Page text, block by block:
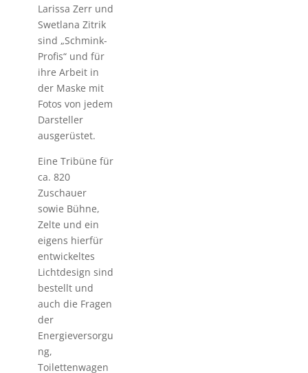
Larissa Zerr und
Swetlana Zitrik
sind „Schmink-
Profis“ und für
ihre Arbeit in
der Maske mit
Fotos von jedem
Darsteller
ausgerüstet.
Eine Tribüne für
ca. 820
Zuschauer
sowie Bühne,
Zelte und ein
eigens hierfür
entwickeltes
Lichtdesign sind
bestellt und
auch die Fragen
der
Energieversorgu
ng,
Toilettenwagen